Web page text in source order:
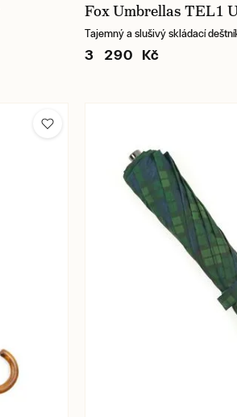
Fox Umbrellas TEL1
Tajemný a slušivý skládací
3 290 Kč